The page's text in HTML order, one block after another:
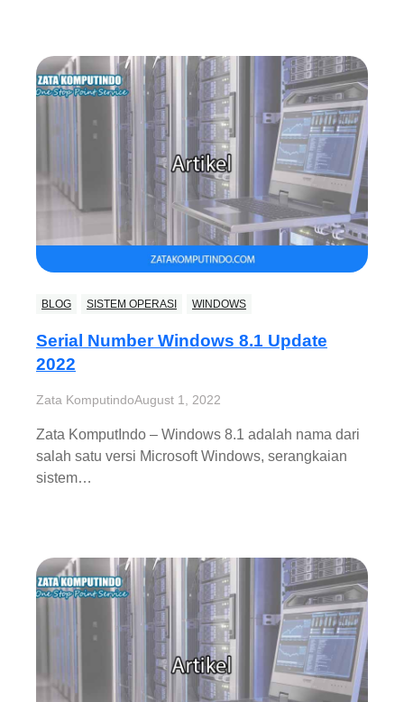
BLOG SISTEM OPERASI WINDOWS
Serial Number Windows 8.1 Update
2022
Zata KomputindoAugust 1, 2022
Zata KomputIndo – Windows 8.1 adalah nama dari
salah satu versi Microsoft Windows, serangkaian
sistem…